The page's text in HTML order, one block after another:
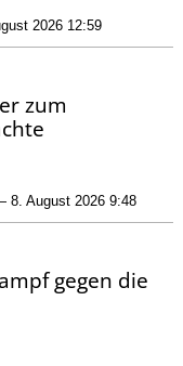
2026 12:59
zum
8. August 2026 9:48
gegen die